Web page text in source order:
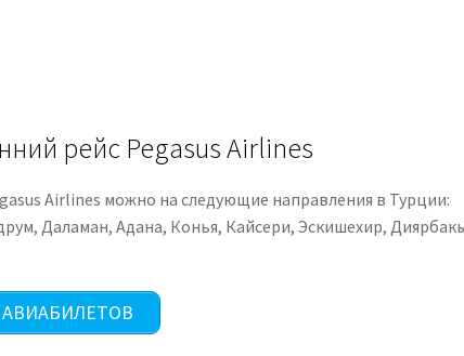
рейс Pegasus Airlines
Airlines можно на следующие направления в Турции:
Даламан, Адана, Конья, Кайсери, Эскишехир,